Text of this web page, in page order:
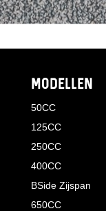
MODELLEN
50CC
125CC
250CC
400CC
BSide Zijspan
650CC